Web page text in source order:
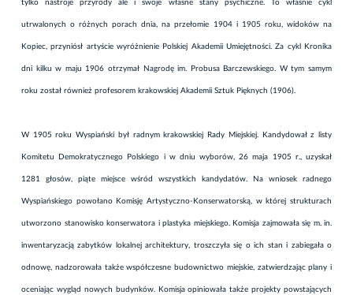
tylko nastroje przyrody ale i swoje własne stany psychiczne. To właśnie cykl
utrwalonych o różnych porach dnia, na przełomie 1904 i 1905 roku, widoków na
Kopiec, przyniósł artyście wyróżnienie Polskiej Akademii Umiejętności. Za cykl Kronika
dni kilku w maju 1906 otrzymał Nagrodę im. Probusa Barczewskiego. W tym samym
roku został również profesorem krakowskiej Akademii Sztuk Pięknych (1906).
W 1905 roku Wyspiański był radnym krakowskiej Rady Miejskiej. Kandydował z listy
Komitetu Demokratycznego Polskiego i w dniu wyborów, 26 maja 1905 r., uzyskał
1281 głosów, piąte miejsce wśród wszystkich kandydatów. Na wniosek radnego
Wyspiańskiego powołano Komisję Artystyczno-Konserwatorską, w której strukturach
utworzono stanowisko konserwatora i plastyka miejskiego. Komisja zajmowała się m. in.
inwentaryzacją zabytków lokalnej architektury, troszczyła się o ich stan i zabiegała o
odnowę, nadzorowała także współczesne budownictwo miejskie, zatwierdzając plany i
oceniając wygląd nowych budynków. Komisja opiniowała także projekty powstających